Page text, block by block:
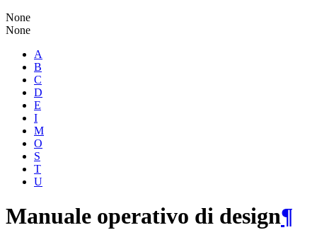
None
None
A
B
C
D
E
I
M
O
S
T
U
Manuale operativo di design¶